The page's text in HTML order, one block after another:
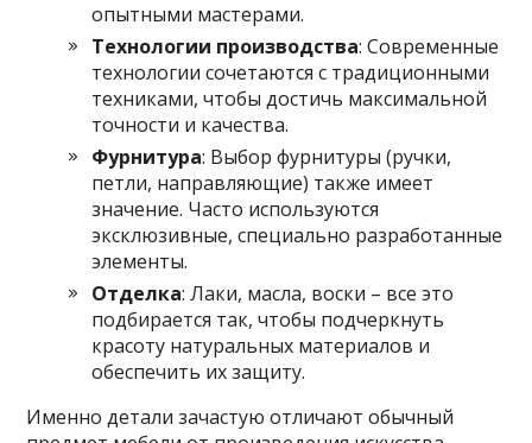
опытными мастерами.
Технологии производства: Современные
технологии сочетаются с традиционными
техниками, чтобы достичь максимальной
точности и качества.
Фурнитура: Выбор фурнитуры (ручки,
петли, направляющие) также имеет
значение. Часто используются
эксклюзивные, специально разработанные
элементы.
Отделка: Лаки, масла, воски – все это
подбирается так, чтобы подчеркнуть
красоту натуральных материалов и
обеспечить их защиту.
Именно детали зачастую отличают обычный